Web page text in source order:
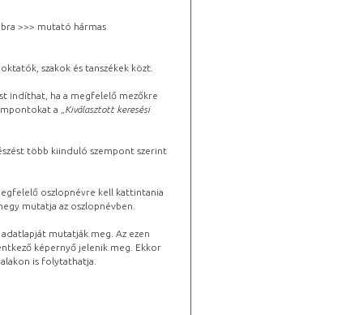
>>> mutató hármas
szakok és tanszékek közt.
indíthat, ha a megfelelő mezőkre
a „ Kiválasztott keresési
több kiinduló szempont szerint
oszlopnévre kell kattintania
mutatja az oszlopnévben.
mutatják meg. Az ezen
képernyő jelenik meg. Ekkor
is folytathatja.